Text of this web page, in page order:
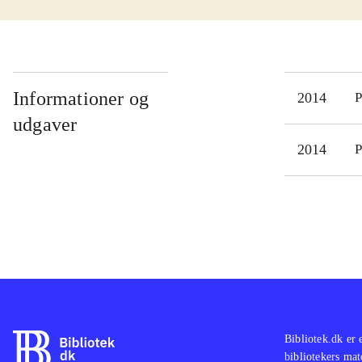
tid,
Informationer og
udgaver
2014
2014
Bibliotek.dk er
bibliotekers